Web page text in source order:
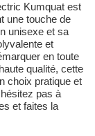
Kumquat est
une touche de
unisexe et sa
et
en toute
qualité, cette
choix pratique et
pas à
et faites la